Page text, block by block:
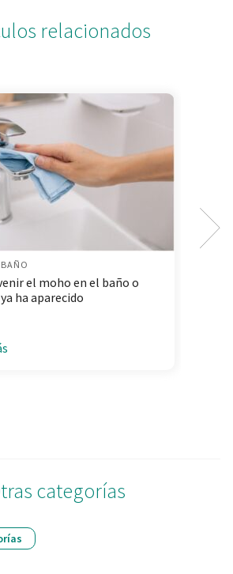
relacionados
el moho en el baño o
ha aparecido
categorías